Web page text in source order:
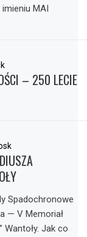
MAI
– 250 LECIE
Spadochronowe
— V Memoriał
Wantoły. Jak co